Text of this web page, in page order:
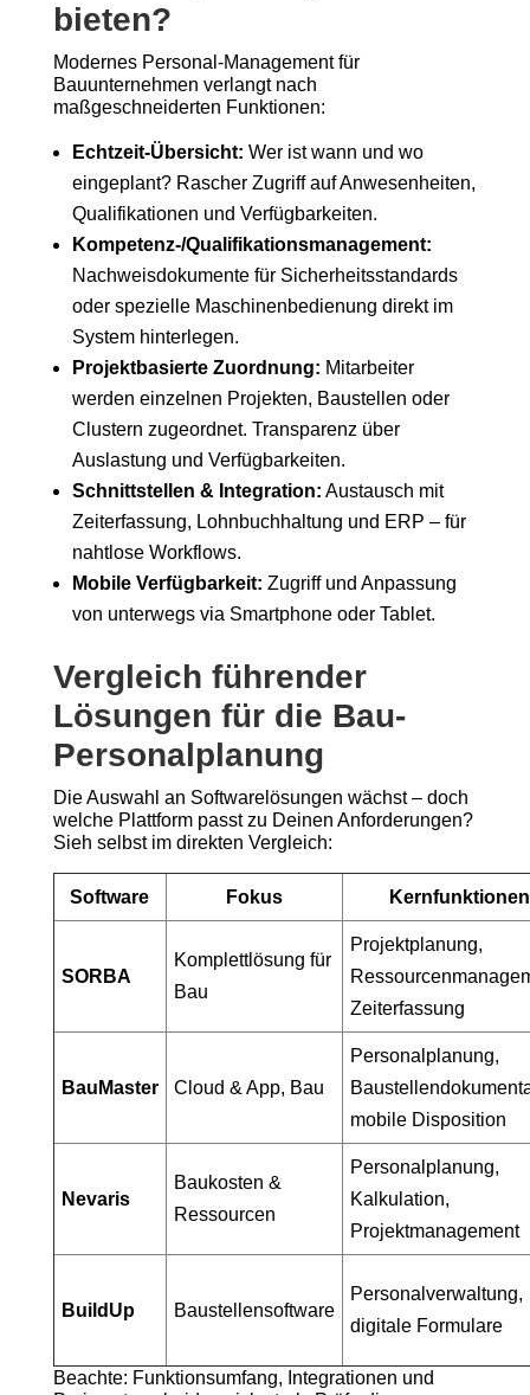
bieten?
Modernes Personal-Management für
Bauunternehmen verlangt nach
maßgeschneiderten Funktionen:
Echtzeit-Übersicht: Wer ist wann und wo
eingeplant? Rascher Zugriff auf Anwesenheiten,
Qualifikationen und Verfügbarkeiten.
Kompetenz-/Qualifikationsmanagement:
Nachweisdokumente für Sicherheitsstandards
oder spezielle Maschinenbedienung direkt im
System hinterlegen.
Projektbasierte Zuordnung: Mitarbeiter
werden einzelnen Projekten, Baustellen oder
Clustern zugeordnet. Transparenz über
Auslastung und Verfügbarkeiten.
Schnittstellen & Integration: Austausch mit
Zeiterfassung, Lohnbuchhaltung und ERP – für
nahtlose Workflows.
Mobile Verfügbarkeit: Zugriff und Anpassung
von unterwegs via Smartphone oder Tablet.
Vergleich führender
Lösungen für die Bau-
Personalplanung
Die Auswahl an Softwarelösungen wächst – doch
welche Plattform passt zu Deinen Anforderungen?
Sieh selbst im direkten Vergleich:
Software Fokus Kernfunktionen
SORBA
Komplettlösung für
Bau
Projektplanung,
Zeiterfassung
BauMaster Cloud & App, Bau
Personalplanung,
mobile Disposition
Nevaris
Baukosten &
Ressourcen
Personalplanung,
Kalkulation,
Projektmanagement
BuildUp Baustellensoftware
Personalverwaltung,
digitale Formulare
Beachte: Funktionsumfang, Integrationen und